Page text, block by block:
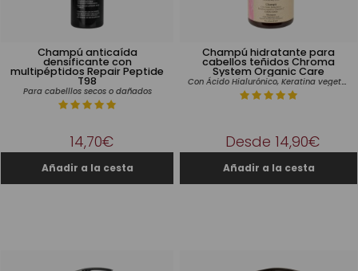
Champú anticaída
densificante con
multipéptidos Repair Peptide
T98
Para cabelllos secos o dañados
14,70€
Champú hidratante para
cabellos teñidos Chroma
System Organic Care
Con Ácido Hialurónico, Keratina vegetal y Vitamina C
Desde 14,90€